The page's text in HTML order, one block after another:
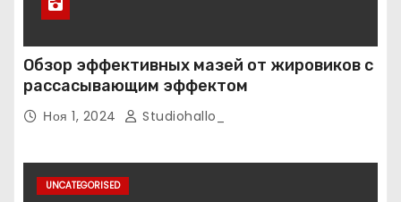
Обзор эффективных мазей от жировиков с
рассасывающим эффектом
Ноя 1, 2024 Studiohallo_
UNCATEGORISED